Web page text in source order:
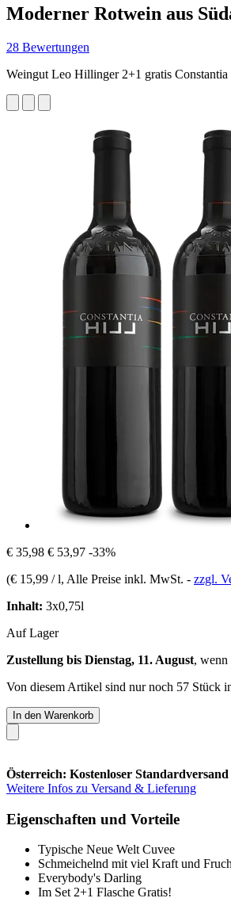
Moderner Rotwein aus
28 Bewertungen
Weingut Leo Hillinger 2+1 gratis
€ 35,98 € 53,97 -33%
(€ 15,99 / l, Alle Preise inkl. MwSt. - zzgl.
Inhalt: 3x0,75l
Auf Lager
Zustellung bis Dienstag, 11. August, wenn
Von diesem Artikel sind nur noch 57 Stück
In den Warenkorb
Österreich: Kostenloser Standardversand
Weitere Infos zu Versand & Lieferung
Eigenschaften und Vorteile
Typische Neue Welt Cuvee
Schmeichelnd mit viel Kraft und
Everybody's Darling
Im Set 2+1 Flasche Gratis!